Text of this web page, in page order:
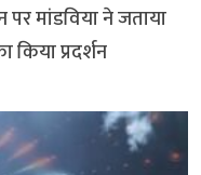
पर मांडविया ने जताया
प्रदर्शन